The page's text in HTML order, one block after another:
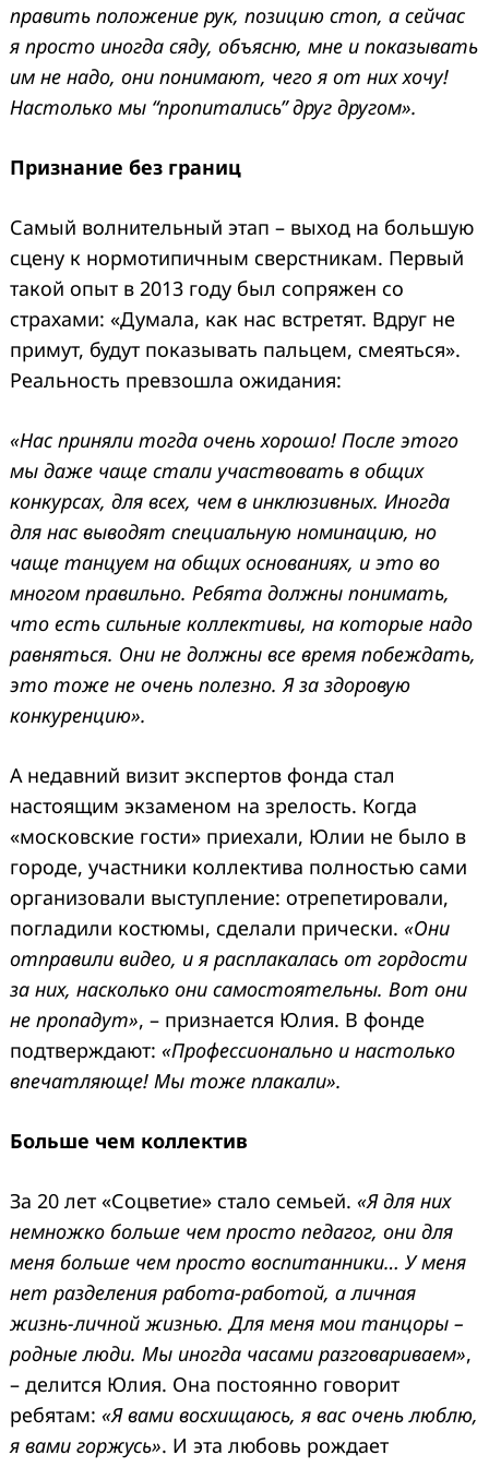
править положение рук, позицию стоп, а сейчас
я просто иногда сяду, объясню, мне и показывать
им не надо, они понимают, чего я от них хочу!
Настолько мы “пропитались” друг другом».
Признание без границ
Самый волнительный этап – выход на большую
сцену к нормотипичным сверстникам. Первый
такой опыт в 2013 году был сопряжен со
страхами: «Думала, как нас встретят. Вдруг не
примут, будут показывать пальцем, смеяться».
Реальность превзошла ожидания:
«Нас приняли тогда очень хорошо! После этого
мы даже чаще стали участвовать в общих
конкурсах, для всех, чем в инклюзивных. Иногда
для нас выводят специальную номинацию, но
чаще танцуем на общих основаниях, и это во
многом правильно. Ребята должны понимать,
что есть сильные коллективы, на которые надо
равняться. Они не должны все время побеждать,
это тоже не очень полезно. Я за здоровую
конкуренцию».
А недавний визит экспертов фонда стал
настоящим экзаменом на зрелость. Когда
«московские гости» приехали, Юлии не было в
городе, участники коллектива полностью сами
организовали выступление: отрепетировали,
погладили костюмы, сделали прически. «Они
отправили видео, и я расплакалась от гордости
за них, насколько они самостоятельны. Вот они
не пропадут», – признается Юлия. В фонде
подтверждают: «Профессионально и настолько
впечатляюще! Мы тоже плакали».
Больше чем коллектив
За 20 лет «Соцветие» стало семьей. «Я для них
немножко больше чем просто педагог, они для
меня больше чем просто воспитанники… У меня
нет разделения работа-работой, а личная
жизнь-личной жизнью. Для меня мои танцоры –
родные люди. Мы иногда часами разговариваем»,
– делится Юлия. Она постоянно говорит
ребятам: «Я вами восхищаюсь, я вас очень люблю,
я вами горжусь». И эта любовь рождает